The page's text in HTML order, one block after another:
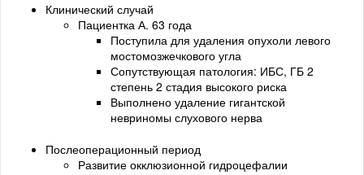
Клинический случай
Пациентка А. 63 года
Поступила для удаления опухоли левого
мостомозжечкового угла
Сопутствующая патология: ИБС, ГБ 2
степень 2 стадия высокого риска
Выполнено удаление гигантской
невриномы слухового нерва
Послеоперационный период
Развитие окклюзионной гидроцефалии